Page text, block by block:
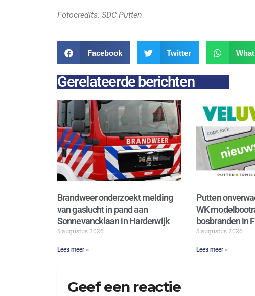
Fotocredits: SDC Putten
Facebook Twitter
Gerelateerde berichten
Brandweer onderzoekt melding
van gaslucht in pand aan
Sonnevancklaan in Harderwijk
5 augustus 2026
Lees meer »
Putten
WK
bosbranden in
5 augustus 2026
Lees meer »
Geef een reactie